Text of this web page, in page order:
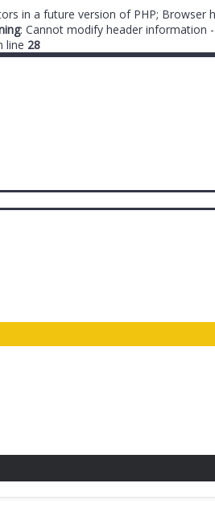
in a future version of PHP; Browser
: Cannot modify header information
line 28